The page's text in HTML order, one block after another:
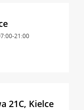
21:00
21C, Kielce